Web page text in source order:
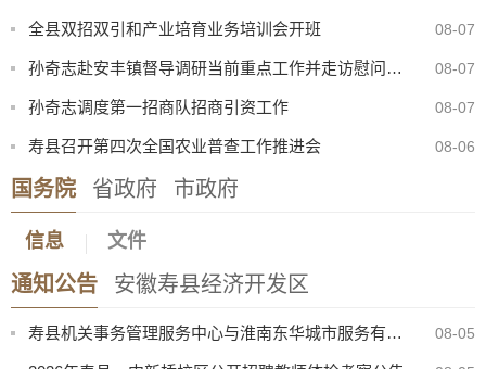
全县双招双引和产业培育业务培训会开班 08-07
孙奇志赴安丰镇督导调研当前重点工作并走访慰问特困家庭 08-07
孙奇志调度第一招商队招商引资工作 08-07
寿县召开第四次全国农业普查工作推进会 08-06
国务院 省政府 市政府
信息 文件
通知公告 安徽寿县经济开发区
8月份县直部门领导干部接访安排表
寿县中医院康复楼外加电梯处置（二次）谈判公告
寿县机关事务管理服务中心与淮南东华城市服务有限公司联合公开招聘物业服务工作人员公告 08-05